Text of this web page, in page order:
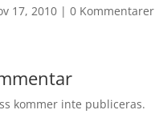
17, 2010| 0 Kommentarer
kommer inte publiceras.